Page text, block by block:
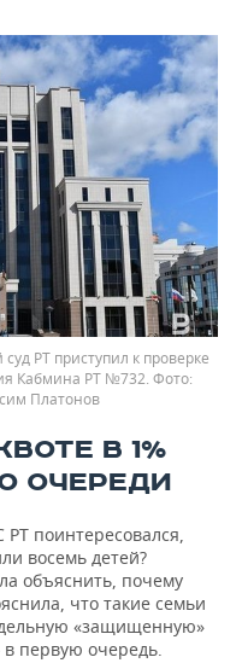
РТ приступил к проверке
Кабмина РТ №732.
Платонов
В 1%
ОЧЕРЕДИ
РТ поинтересовался,
восемь детей?
объяснить, почему
что такие семьи
«защищенную»
в первую очередь.